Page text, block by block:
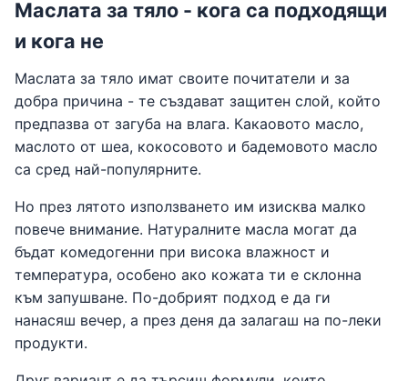
Маслата за тяло - кога са подходящи
и кога не
Маслата за тяло имат своите почитатели и за
добра причина - те създават защитен слой, който
предпазва от загуба на влага. Какаовото масло,
маслото от шеа, кокосовото и бадемовото масло
са сред най-популярните.
Но през лятото използването им изисква малко
повече внимание. Натуралните масла могат да
бъдат комедогенни при висока влажност и
температура, особено ако кожата ти е склонна
към запушване. По-добрият подход е да ги
нанасяш вечер, а през деня да залагаш на по-леки
продукти.